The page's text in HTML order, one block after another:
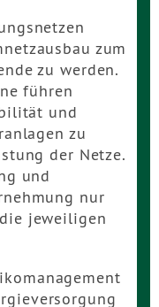
zum
zu werden.
führen
und
zu
der Netze.
und
nur
jeweiligen